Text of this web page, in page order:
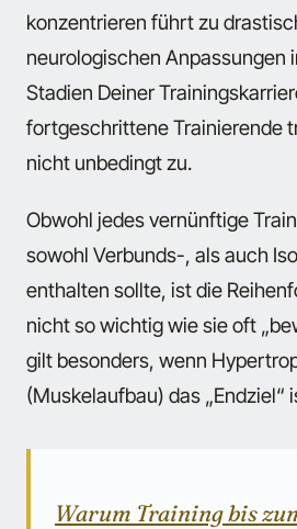
konzentrieren führt zu
neurologischen Anpassungen
Stadien Deiner
fortgeschrittene Trainierende
nicht unbedingt zu.
Obwohl jedes vernünftige
sowohl Verbunds-, als auch
enthalten sollte, ist die
nicht so wichtig wie sie oft
gilt besonders, wenn
(Muskelaufbau) das „Endziel“
Warum Training bis